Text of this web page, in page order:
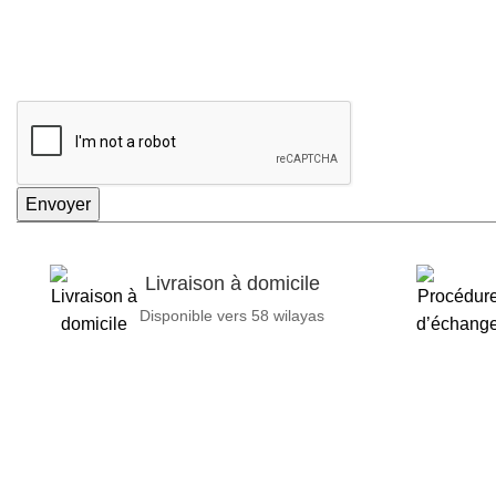
Envoyer
Livraison à domicile
Disponible vers 58 wilayas